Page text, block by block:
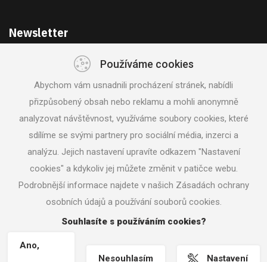
Newsletter
Získejte akce a novinky z první ruky
SLEDUJTE NÁS
© 2018 Svět nářadí |Nastavení cookies|Vrácení zboží /
Odstoupení od smlouvy | Tvorba www stránekMachin.cz
Používáme cookies
Abychom vám usnadnili procházení stránek, nabídli
přizpůsobený obsah nebo reklamu a mohli anonymně
analyzovat návštěvnost, využíváme soubory cookies, které
sdílíme se svými partnery pro sociální média, inzerci a
analýzu. Jejich nastavení upravíte odkazem "Nastavení
cookies" a kdykoliv jej můžete změnit v patičce webu.
Podrobnější informace najdete v našich Zásadách ochrany
osobních údajů a používání souborů cookies.
Souhlasíte s používáním cookies?
Ano,
Nesouhlasím
Nastavení